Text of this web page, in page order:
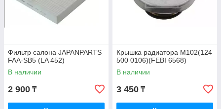
Фильтр салона JAPANPARTS
FAA-SB5 (LA 452)
В наличии
2 900 ₸
Крышка радиатора M102(124
500 0106)(FEBI 6568)
В наличии
3 450 ₸